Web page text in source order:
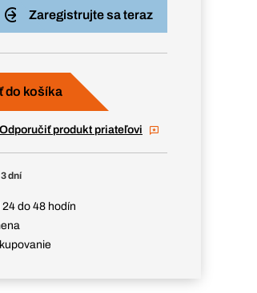
Zaregistrujte sa teraz
do košíka
Odporučiť produkt priateľovi
dní
do 48 hodín